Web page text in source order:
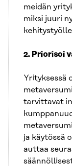
meidän
miksi juuri
2. Priorisoi
Yrityksessä
tarvittavat
ja käytössä
auttaa